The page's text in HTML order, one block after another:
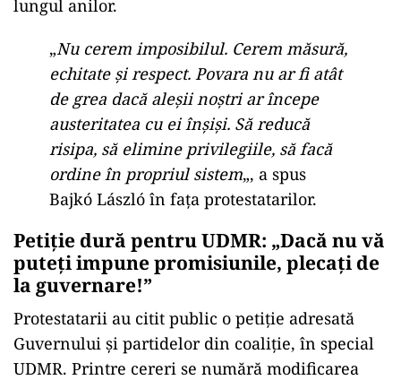
lungul anilor.
„Nu cerem imposibilul. Cerem măsură,
echitate și respect. Povara nu ar fi atât
de grea dacă aleșii noștri ar începe
austeritatea cu ei înșiși. Să reducă
risipa, să elimine privilegiile, să facă
ordine în propriul sistem„, a spus
Bajkó László în fața protestatarilor.
Petiție dură pentru UDMR: „Dacă nu vă
puteți impune promisiunile, plecați de
la guvernare!”
Protestatarii au citit public o petiție adresată
Guvernului și partidelor din coaliție, în special
UDMR. Printre cereri se numără modificarea